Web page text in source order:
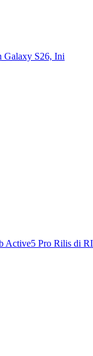
Galaxy S26, Ini
Active5 Pro Rilis di RI